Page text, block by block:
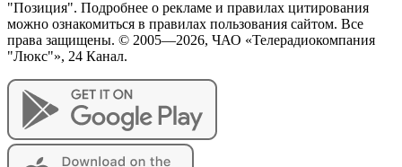
"Позиция". Подробнее о рекламе и правилах цитирования
можно ознакомиться в правилах пользования сайтом. Все
права защищены. © 2005—2026, ЧАО «Телерадиокомпания
"Люкс"», 24 Канал.